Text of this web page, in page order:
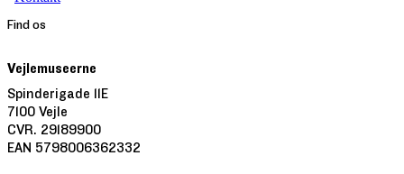
Find os
Vejlemuseerne
Spinderigade 11E
7100 Vejle
CVR. 29189900
EAN 5798006362332